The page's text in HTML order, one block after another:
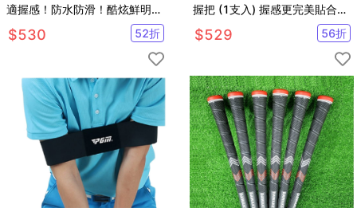
適握感！防水防滑！酷炫鮮明配
色線條 !【GF32005】
$530 52折
握把 (1支入) 握感更完美貼合
【GF32004】
$529 56折